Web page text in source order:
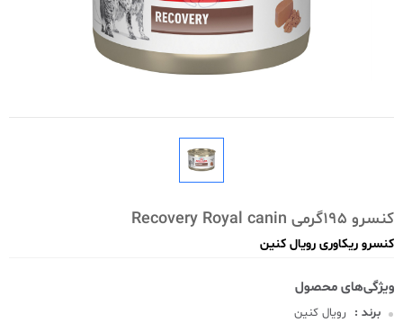
کنسرو 195گرمی Recovery Royal canin
کنسرو ریکاوری رویال کنین
برند : رویال کنین